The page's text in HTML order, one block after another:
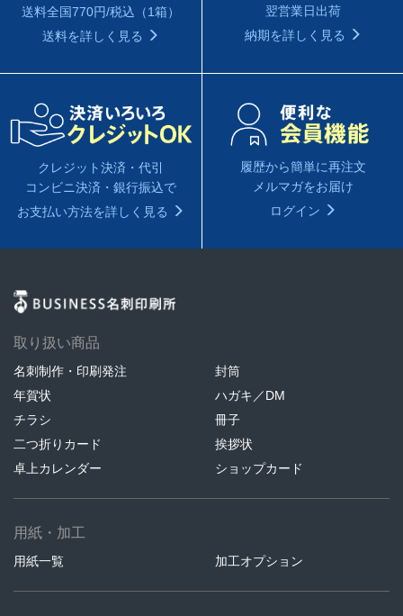
送料全国770円/税込（1箱）
送料を詳しく見る
翌営業日出荷
納期を詳しく見る
クレジット決済・代引
コンビニ決済・銀行振込で
お支払い方法を詳しく見る
履歴から簡単に再注文
メルマガをお届け
ログイン
取り扱い商品
名刺制作・印刷発注
封筒
年賀状
ハガキ／DM
チラシ
冊子
二つ折りカード
挨拶状
卓上カレンダー
ショップカード
用紙・加工
用紙一覧 加工オプション